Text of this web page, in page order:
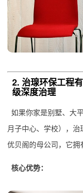
2. 治瑔环保工程
级深度治理
如果你家是别墅、大
月子中心、学校），
优贝阁的母公司，它拥
核心优势：